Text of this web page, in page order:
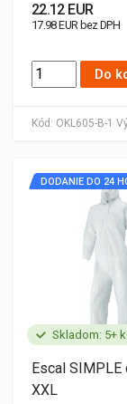
Kód: OKL605-B-1
22.12 EUR
17.98 EUR bez DPH
Do
Skladom: 5+
DODANIE DO 24
Escal SIMPLE
XXL